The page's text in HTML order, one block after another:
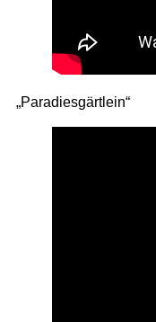
„Paradiesgärtlein“